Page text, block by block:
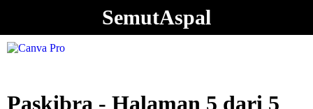
SemutAspal
Paskibra - Halaman 5 dari 5